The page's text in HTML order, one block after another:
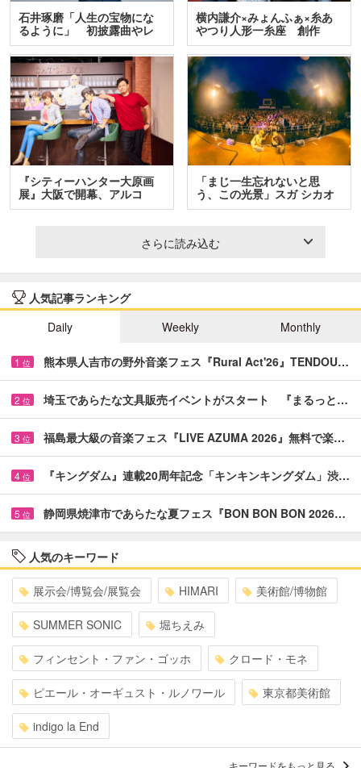
石井琢磨「人生の宝物にな
るように」 初披露曲やレ
ア…
横内謙介×みょんふぁ×糸あ
やつり人形一糸座 創作
人…
『シティーハンター大原画
展』大阪で開幕、アルコ
＆…
「まじ一生忘れないと思
う、この光景」スガ シカオ
と…
さらに読み込む
人気記事ランキング
Daily
Weekly Monthly
1 位 熊本県人吉市の野外音楽フェス『Rural Act'26』TENDOU…
2 位 埼玉であらたな文具販売イベントがスタート 『まるっと…
3 位 福島最大級の音楽フェス『LIVE AZUMA 2026』無料で楽…
4 位 『キングダム』連載20周年記念「キンキンキングダム」渋…
5 位 静岡県焼津市であらたな夏フェス『BON BON BON 2026…
人気のキーワード
展示会/博覧会/展覧会 HIMARI 美術館/博物館
SUMMER SONIC 堀ちえみ
フィンセント・ファン・ゴッホ クロード・モネ
ピエール・オーギュスト・ルノワール 東京都美術館
indigo la End
キーワードをもっと見る